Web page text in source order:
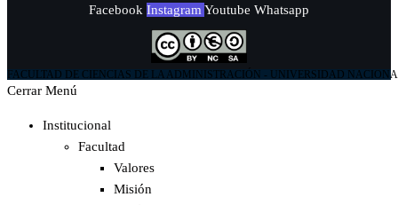
Facebook Instagram Youtube Whatsapp
FACULTAD DE CIENCIAS DE LA ADMINISTRACIÓN - UNIVERSIDAD
Cerrar Menú
Institucional
Facultad
Valores
Misión